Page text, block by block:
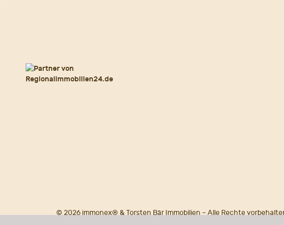
© 2026 immonex® & Torsten Bär Immobilien – Alle Rechte